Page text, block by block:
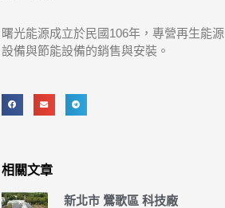
曙光能源成立於民國106年，專營再生能源
設備與節能設備的銷售與安裝。
相關文章
新北市 鶯歌區 科技廠